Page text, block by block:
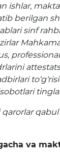
ishlar,
berilgan
sinf
qarorlar
va